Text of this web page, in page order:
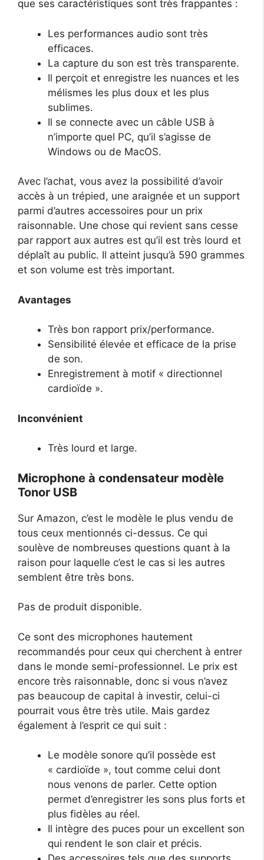
que ses caractéristiques sont très frappantes :
Les performances audio sont très
efficaces.
La capture du son est très transparente.
Il perçoit et enregistre les nuances et les
mélismes les plus doux et les plus
sublimes.
Il se connecte avec un câble USB à
n’importe quel PC, qu’il s’agisse de
Windows ou de MacOS.
Avec l’achat, vous avez la possibilité d’avoir
accès à un trépied, une araignée et un support
parmi d’autres accessoires pour un prix
raisonnable. Une chose qui revient sans cesse
par rapport aux autres est qu’il est très lourd et
déplaît au public. Il atteint jusqu’à 590 grammes
et son volume est très important.
Avantages
Très bon rapport prix/performance.
Sensibilité élevée et efficace de la prise
de son.
Enregistrement à motif « directionnel
cardioïde ».
Inconvénient
Très lourd et large.
Microphone à condensateur modèle
Tonor USB
Sur Amazon, c’est le modèle le plus vendu de
tous ceux mentionnés ci-dessus. Ce qui
soulève de nombreuses questions quant à la
raison pour laquelle c’est le cas si les autres
semblent être très bons.
Pas de produit disponible.
Ce sont des microphones hautement
recommandés pour ceux qui cherchent à entrer
dans le monde semi-professionnel. Le prix est
encore très raisonnable, donc si vous n’avez
pas beaucoup de capital à investir, celui-ci
pourrait vous être très utile. Mais gardez
également à l’esprit ce qui suit :
Le modèle sonore qu’il possède est
« cardioïde », tout comme celui dont
nous venons de parler. Cette option
permet d’enregistrer les sons plus forts et
plus fidèles au réel.
Il intègre des puces pour un excellent son
qui rendent le son clair et précis.